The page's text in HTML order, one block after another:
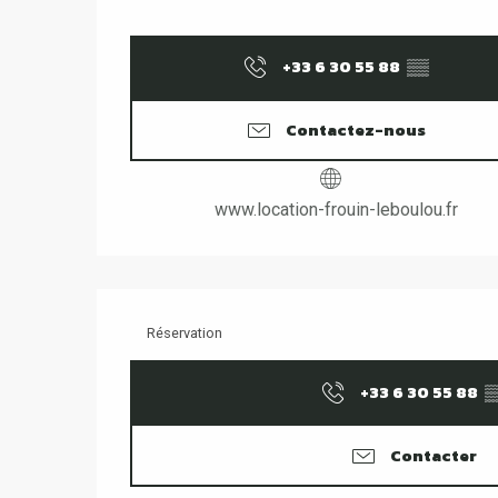
+33 6 30 55 88 ▒▒
Contactez-nous
www.location-frouin-leboulou.fr
Réservation
+33 6 30 55 88
Contacter